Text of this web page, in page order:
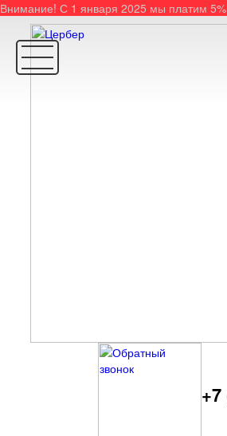
Внимание! С 1 января 2025 мы платим
+7